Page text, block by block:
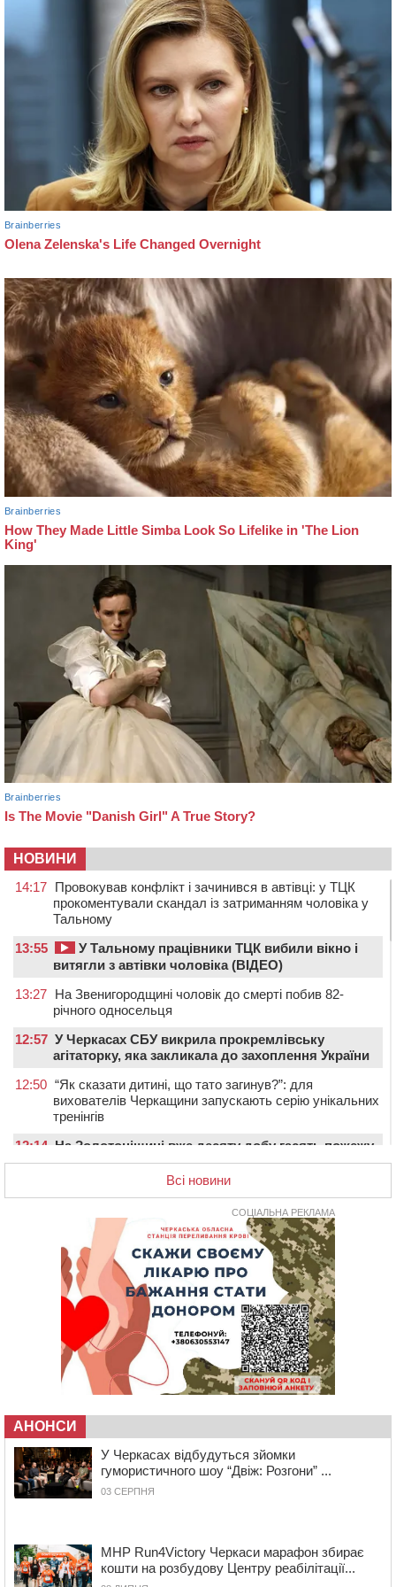
НОВИНИ
14:17 Провокував конфлікт і зачинився в автівці: у ТЦК
прокоментували скандал із затриманням чоловіка у
Тальному
13:55
У Тальному працівники ТЦК вибили вікно і
витягли з автівки чоловіка (ВІДЕО)
13:27 На Звенигородщині чоловік до смерті побив 82-
річного односельця
12:57 У Черкасах СБУ викрила прокремлівську
агітаторку, яка закликала до захоплення України
12:50 “Як сказати дитині, що тато загинув?”: для
вихователів Черкащини запускають серію унікальних
тренінгів
12:14 На Золотоніщині вже десяту добу гасять пожежу
торфу
Захисника зі Звенигородщини, який обороняв
Авдіївку, нагородили “Комбатантським хрестом”
На Черкащині п’яний мотоцикліст зіткнувся з
мопедом: двоє людей у лікарні
Ветерани МСК “Дніпро” вибороли бронзу чемпіонату
України
На Уманщині підрядника зобов’язали сплатити понад
670 тис грн штрафу за незаконні зміни до договору
Обрано претендента на посаду директора
07:23 Уманські міграційники видворили з країни грузина,
який відсидів термін у колонії
05 СЕРПНЯ 2026, СЕРЕДА
20:28 Наступні два дні на Черкащині прогнозують пік
19:30
Проєкт просторового розвитку Корсунь-
Шевченківської громади рекомендували до
погодження
Всі новини
СОЦІАЛЬНА РЕКЛАМА
АНОНСИ
У Черкасах відбудуться зйомки
гумористичного шоу “Двіж: Розгони” ...
03 СЕРПНЯ
MHP Run4Victory Черкаси марафон збирає
кошти на розбудову Центру реабілітації...